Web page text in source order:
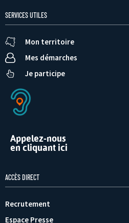
SERVICES UTILES
Mon territoire
Mes démarches
Je participe
Appelez-nous
en cliquant ici
ACCÈS DIRECT
Recrutement
Espace Presse